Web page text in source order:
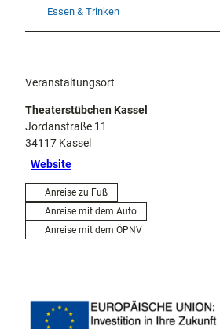
Essen & Trinken
Veranstaltungsort
Theaterstübchen Kassel
Jordanstraße 11
34117 Kassel
Website
Anreise zu Fuß
Anreise mit dem Auto
Anreise mit dem ÖPNV